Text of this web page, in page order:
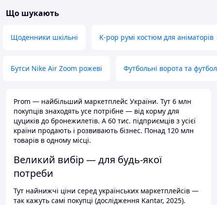
Що шукають
Щоденники шкільні K-pop румі костюм для аніматорів
Бутси Nike Air Zoom рожеві Футбольні ворота та
Prom — найбільший маркетплейс України. Тут 6 млн
покупців знаходять усе потрібне — від корму для
цуциків до бронежилетів. А 60 тис. підприємців з усієї
країни продають і розвивають бізнес. Понад 120 млн
товарів в одному місці.
Великий вибір — для будь-якої
потреби
Тут найнижчі ціни серед українських маркетплейсів —
так кажуть самі покупці (дослідження Kantar, 2025).